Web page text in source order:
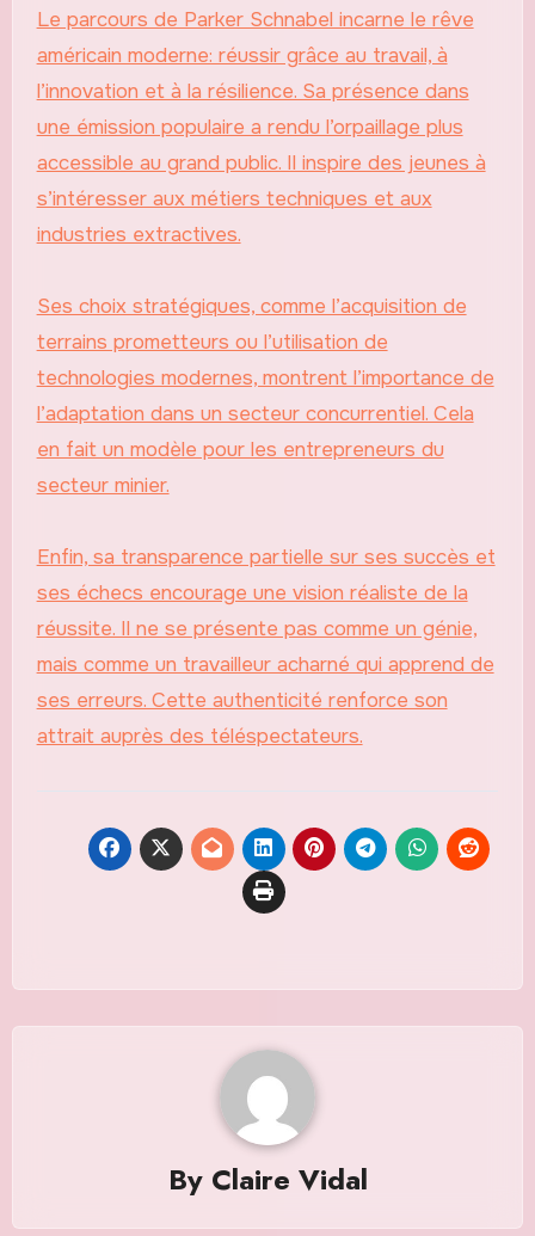
Le parcours de Parker Schnabel incarne le rêve
américain moderne: réussir grâce au travail, à
l’innovation et à la résilience. Sa présence dans
une émission populaire a rendu l’orpaillage plus
accessible au grand public. Il inspire des jeunes à
s’intéresser aux métiers techniques et aux
industries extractives.
Ses choix stratégiques, comme l’acquisition de
terrains prometteurs ou l’utilisation de
technologies modernes, montrent l’importance de
l’adaptation dans un secteur concurrentiel. Cela
en fait un modèle pour les entrepreneurs du
secteur minier.
Enfin, sa transparence partielle sur ses succès et
ses échecs encourage une vision réaliste de la
réussite. Il ne se présente pas comme un génie,
mais comme un travailleur acharné qui apprend de
ses erreurs. Cette authenticité renforce son
attrait auprès des téléspectateurs.
By Claire Vidal